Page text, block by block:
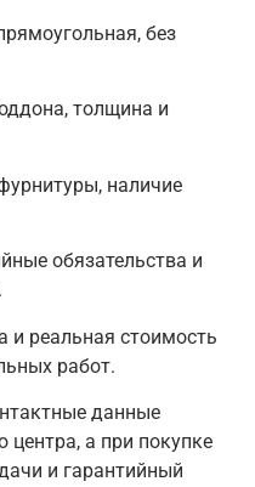
без
толщина и
наличие
обязательства и
и реальная стоимость
работ.
данные
центра, а при покупке
и гарантийный